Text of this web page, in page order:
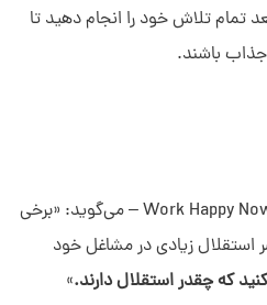
تمام تلاش خود را انجام دهید تا
جذاب باشند.
کارل اشتایب – نویسنده کتاب Work Happy Now – می‌گوید: «برخی
استقلال زیادی در مشاغل خود
که چقدر استقلال دارند.»